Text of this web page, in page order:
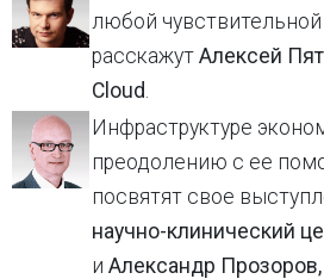
любой
расскажут Алексей
Cloud.
Инфраструктуре
преодолению с ее
посвятят свое
научно-клинический
и Александр